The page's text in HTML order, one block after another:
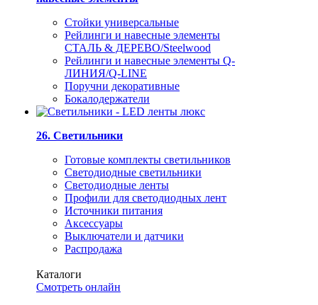
Стойки универсальные
Рейлинги и навесные элементы
СТАЛЬ & ДЕРЕВО/Steelwood
Рейлинги и навесные элементы Q-
ЛИНИЯ/Q-LINE
Поручни декоративные
Бокалодержатели
26. Светильники
Готовые комплекты светильников
Светодиодные светильники
Светодиодные ленты
Профили для светодиодных лент
Источники питания
Аксессуары
Выключатели и датчики
Распродажа
Каталоги
Смотреть онлайн